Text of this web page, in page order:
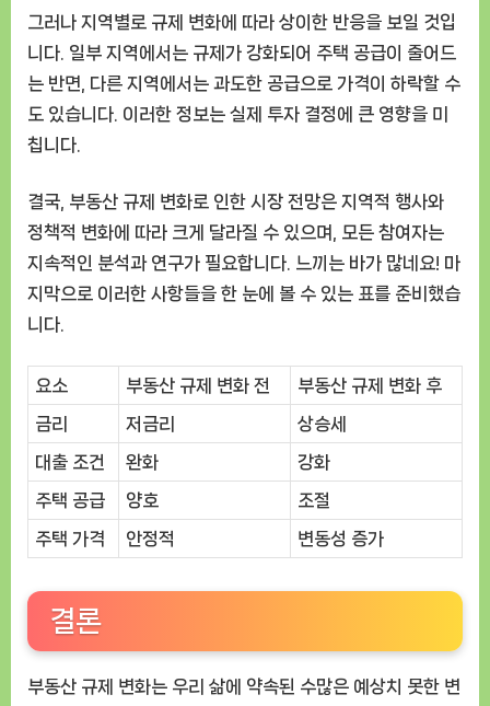
그러나 지역별로 규제 변화에 따라 상이한 반응을 보일 것입
니다. 일부 지역에서는 규제가 강화되어 주택 공급이 줄어드
는 반면, 다른 지역에서는 과도한 공급으로 가격이 하락할 수
도 있습니다. 이러한 정보는 실제 투자 결정에 큰 영향을 미
칩니다.
결국, 부동산 규제 변화로 인한 시장 전망은 지역적 행사와
정책적 변화에 따라 크게 달라질 수 있으며, 모든 참여자는
지속적인 분석과 연구가 필요합니다. 느끼는 바가 많네요! 마
지막으로 이러한 사항들을 한 눈에 볼 수 있는 표를 준비했습
니다.
요소 부동산 규제 변화 전
부동산 규제 변화 후
금리
저금리
상승세
대출 조건
완화
강화
주택 공급
양호
조절
주택 가격
안정적 변동성 증가
결론
부동산 규제 변화는 우리 삶에 약속된 수많은 예상치 못한 변